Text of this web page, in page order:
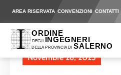
AREA RISERVATA CONVENZIONI CONTATTI
Novembre 26, 2025